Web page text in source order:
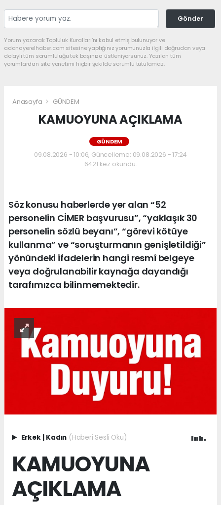
Gönder
Yorum yazarak Topluluk Kuralları’nı kabul etmiş bulunuyor ve
adanayerelhaber.com sitesine yaptığınız yorumunuzla ilgili doğrudan veya
dolaylı tüm sorumluluğu tek başınıza üstleniyorsunuz. Yazılan tüm
yorumlardan site yönetimi hiçbir şekilde sorumlu tutulamaz.
Anasayfa GÜNDEM
KAMUOYUNA AÇIKLAMA
GÜNDEM
09.08.2026 - 10:06, Güncelleme: 09.08.2026 - 17:24
6421 kez okundu.
Söz konusu haberlerde yer alan “52
personelin CİMER başvurusu”, “yaklaşık 30
personelin sözlü beyanı”, “görevi kötüye
kullanma” ve “soruşturmanın genişletildiği”
yönündeki ifadelerin hangi resmî belgeye
veya doğrulanabilir kaynağa dayandığı
tarafımızca bilinmemektedir.
Erkek | Kadın (Haberi Sesli Oku)
KAMUOYUNA
AÇIKLAMA